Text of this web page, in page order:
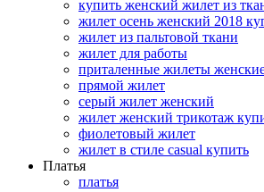
купить женский жилет из
жилет осень женский 2018
жилет из пальтовой ткани
жилет для работы
приталенные жилеты
прямой жилет
серый жилет женский
жилет женский трикотаж
фиолетовый жилет
жилет в стиле casual купить
Платья
платья